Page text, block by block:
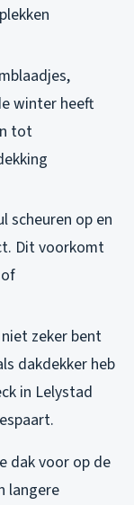
winter heeft
tot
scheuren op en
Dit voorkomt
zeker bent
dakdekker heb
in Lelystad
dak voor op de
langere